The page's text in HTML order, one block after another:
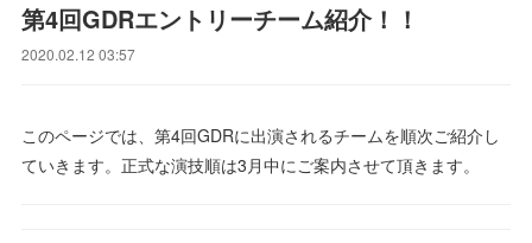
第4回GDRエントリーチーム紹介！！
2020.02.12 03:57
このページでは、第4回GDRに出演されるチームを順次ご紹介し
ていきます。正式な演技順は3月中にご案内させて頂きます。